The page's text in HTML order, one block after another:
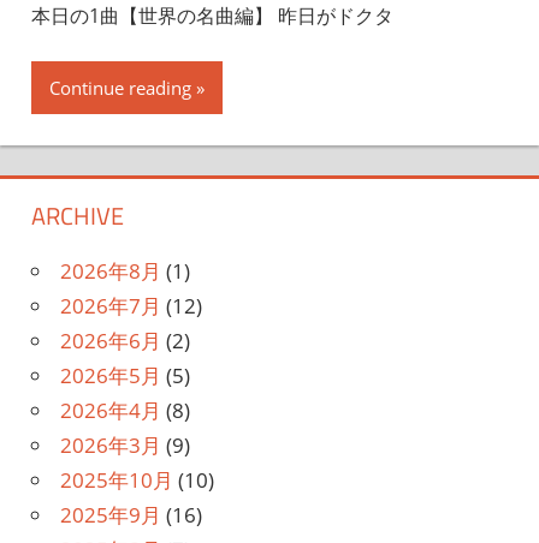
本日の1曲【世界の名曲編】 昨日がドクタ
Continue reading
ARCHIVE
2026年8月 (1)
2026年7月 (12)
2026年6月 (2)
2026年5月 (5)
2026年4月 (8)
2026年3月 (9)
2025年10月 (10)
2025年9月 (16)